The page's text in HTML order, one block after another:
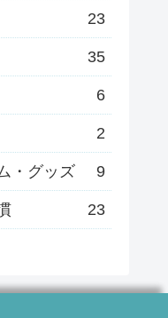
23
35
6
2
・グッズ 9
23